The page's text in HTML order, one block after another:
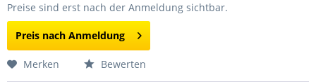
Preise sind erst nach der Anmeldung sichtbar.
Preis nach Anmeldung
Merken Bewerten